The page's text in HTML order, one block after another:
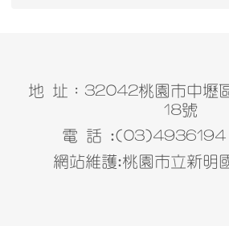
地 址：32042桃園市中壢
18號
電 話 :(03)4936194
網站維護:桃園市立新明